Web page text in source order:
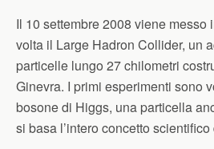
Il 10 settembre 2008 viene messo
volta il Large Hadron Collider, un
particelle lungo 27 chilometri
Ginevra. I primi esperimenti sono
bosone di Higgs, una particella
si basa l’intero concetto